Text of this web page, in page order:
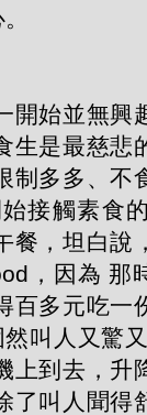
開始並無興
生是最慈悲
制多多、不
接觸素食
餐，坦白說
，因為 那
百多元吃一
叫人又驚
上到去，升
了叫人聞得